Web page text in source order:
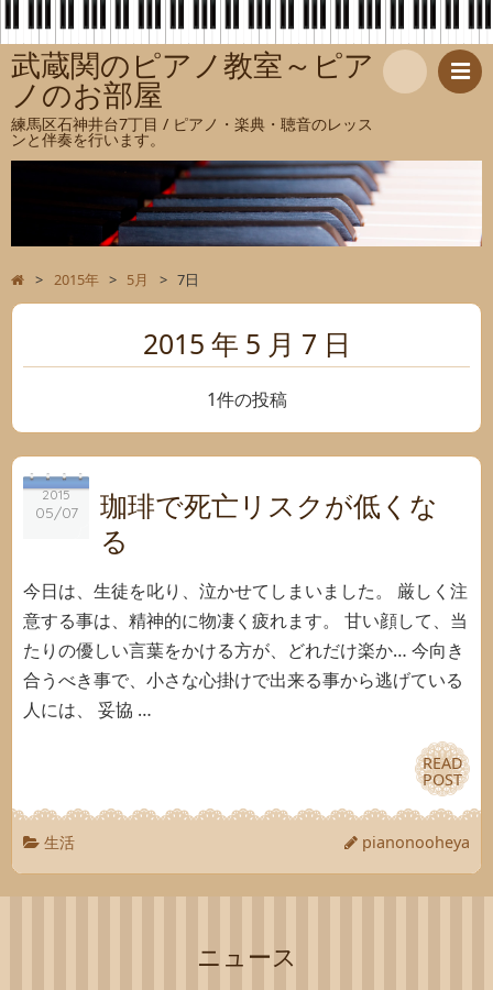
武蔵関のピアノ教室～ピア
ノのお部屋
練馬区石神井台7丁目 / ピアノ・楽典・聴音のレッス
ンと伴奏を行います。
索
> 2015年 > 5月 > 7日
2015 年 5 月 7 日
1件の投稿
2015
05/07
2015
05/07
珈琲で死亡リスクが低くな
る
今日は、生徒を叱り、泣かせてしまいました。 厳しく注
意する事は、精神的に物凄く疲れます。 甘い顔して、当
たりの優しい言葉をかける方が、どれだけ楽か… 今向き
合うべき事で、小さな心掛けで出来る事から逃げている
人には、 妥協 …
READ
POST
READ
POST
生活 pianonooheya
ニュース